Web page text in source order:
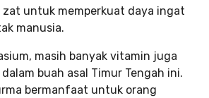
zat untuk memperkuat daya ingat
manusia.
masih banyak vitamin juga
buah asal Timur Tengah ini.
bermanfaat untuk orang